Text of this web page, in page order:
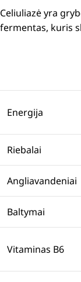
Celiuliazė yra
fermentas, kuris
Energija
Riebalai
Angliavandeniai
Baltymai
Vitaminas B6